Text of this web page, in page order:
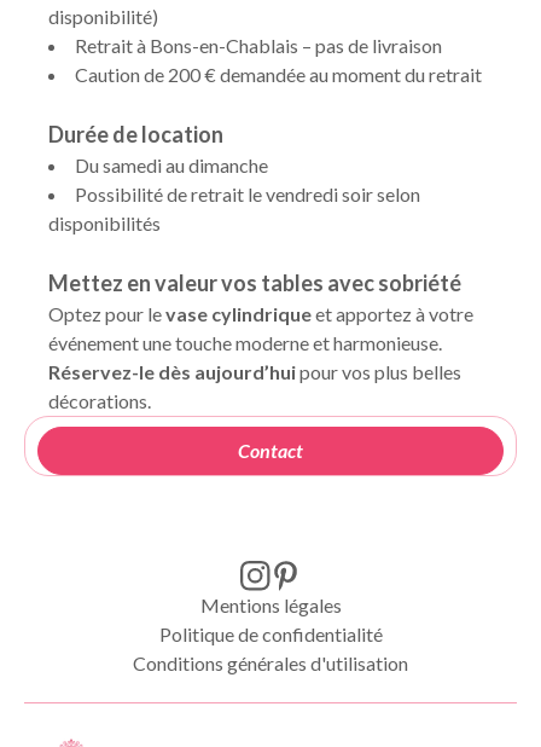
Contact
disponibilité)
Retrait à Bons-en-Chablais – pas de livraison
Caution de 200 € demandée au moment du retrait
Durée de location
Du samedi au dimanche
Possibilité de retrait le vendredi soir selon
disponibilités
Mettez en valeur vos tables avec sobriété
Optez pour levase cylindriqueet apportez à votre
événement une touche moderne et harmonieuse.
Réservez-le dès aujourd’huipour vos plus belles
décorations.
Mentions légales
Politique de confidentialité
Conditions générales d'utilisation